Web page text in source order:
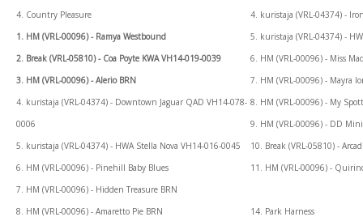
4. Country Pleasure
1. HM (VRL-00096) - Ramya Westbound
2. Break (VRL-05810) - Coa Poyte KWA VH14-019-0039
3. HM (VRL-00096) - Alerio BRN
4. kuristaja (VRL-04374) - Downtown Jaguar QAD VH14-078-
0006
5. kuristaja (VRL-04374) - HWA Stella Nova VH14-016-0045
6. HM (VRL-00096) - Pinehill Baby Blues
7. HM (VRL-00096) - Hidden Treasure BRN
8. HM (VRL-00096) - Amaretto Pie BRN
4. kuristaja (VRL-04374) -
5. kuristaja (VRL-04374) -
6. HM (VRL-00096) - Miss
7. HM (VRL-00096) - Mayra
8. HM (VRL-00096) - My
9. HM (VRL-00096) - DD
10. Break (VRL-05810) -
11. HM (VRL-00096) -
14. Park Harness